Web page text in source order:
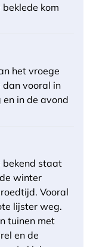
kom
het vroege
dan vooral in
in de avond
bekend staat
winter
Vooral
lijster weg.
tuinen met
en de